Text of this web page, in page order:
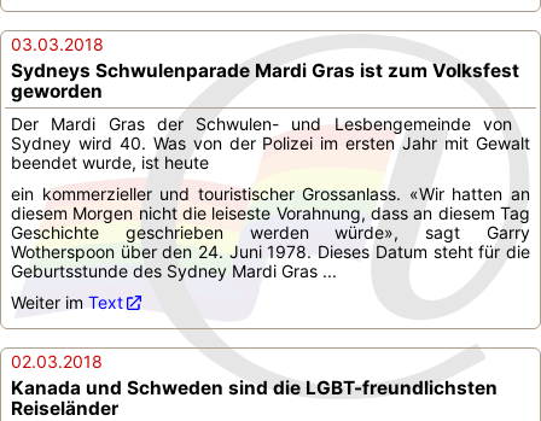
03.03.2018
Sydneys Schwulenparade Mardi Gras ist zum Volksfest
geworden
Der Mardi Gras der Schwulen- und Lesbengemeinde von
Sydney wird 40. Was von der Polizei im ersten Jahr mit Gewalt
beendet wurde, ist heute
ein kommerzieller und touristischer Grossanlass. «Wir hatten an
diesem Morgen nicht die leiseste Vorahnung, dass an diesem Tag
Geschichte geschrieben werden würde», sagt Garry
Wotherspoon über den 24. Juni 1978. Dieses Datum steht für die
Geburtsstunde des Sydney Mardi Gras ...
Weiter im Text
02.03.2018
Kanada und Schweden sind die LGBT-freundlichsten
Reiseländer